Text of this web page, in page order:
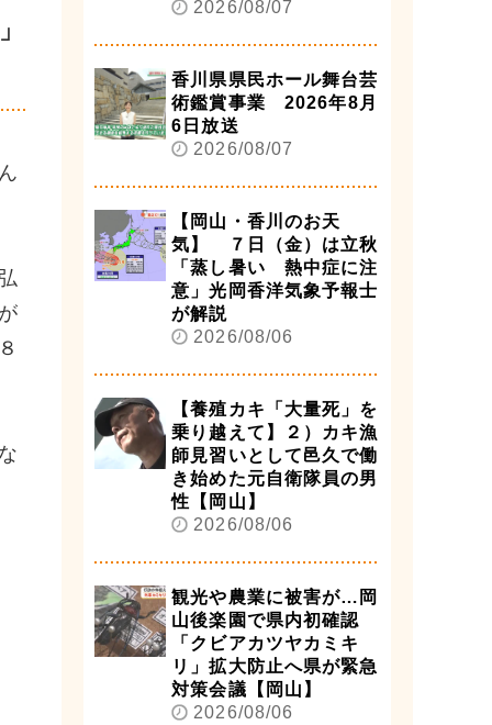
2026/08/07
香川県県民ホール舞台芸
術鑑賞事業 2026年8月
6日放送
2026/08/07
【岡山・香川のお天
気】 ７日（金）は立秋
「蒸し暑い 熱中症に注
意」光岡香洋気象予報士
が解説
2026/08/06
【養殖カキ「大量死」を
乗り越えて】２）カキ漁
師見習いとして邑久で働
き始めた元自衛隊員の男
性【岡山】
2026/08/06
観光や農業に被害が…岡
山後楽園で県内初確認
「クビアカツヤカミキ
リ」拡大防止へ県が緊急
対策会議【岡山】
2026/08/06